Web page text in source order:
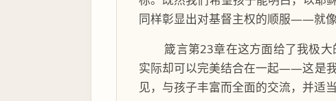
同样彰显出对基督主权的顺服——就像
箴言第23章在这方面给了我极
实际却可以完美结合在一起——这是
见，与孩子丰富而全面的交流，并适